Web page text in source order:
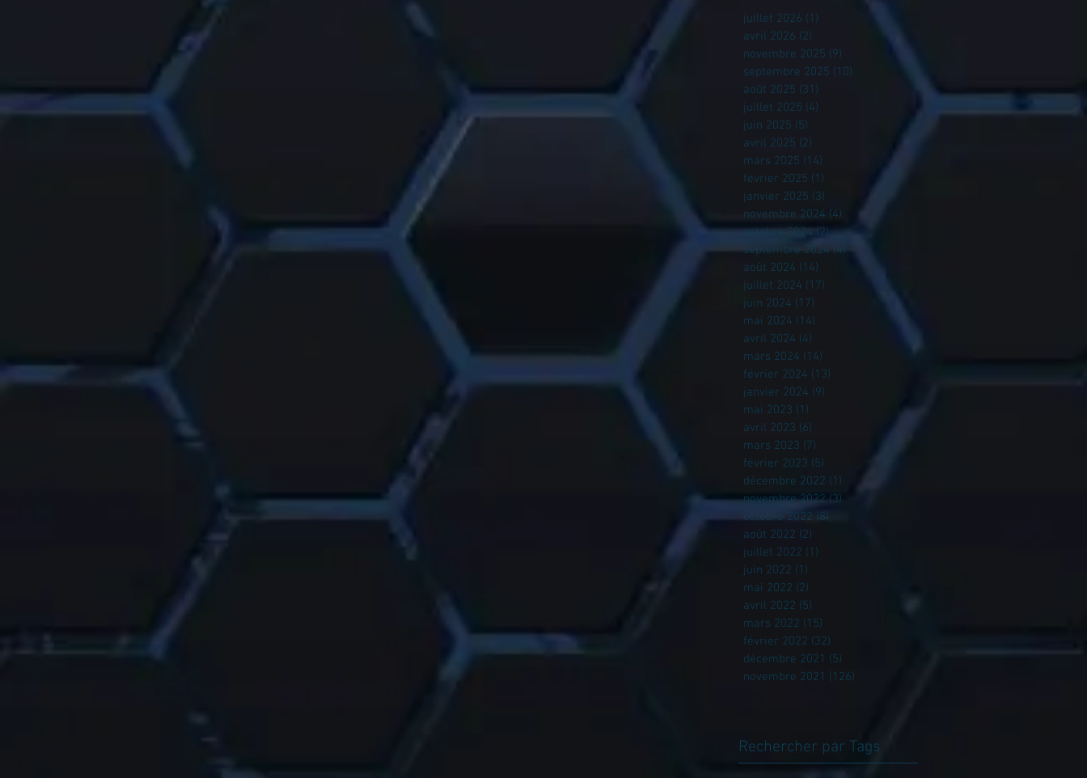
juillet 2026 (1)
avril 2026 (2)
novembre 2025 (9)
septembre 2025 (10)
août 2025 (31)
juillet 2025 (4)
juin 2025 (5)
avril 2025 (2)
mars 2025 (14)
février 2025 (1)
janvier 2025 (3)
novembre 2024 (4)
octobre 2024 (2)2 posts
septembre 2024 (4)4 posts
août 2024 (14) 14 posts
juillet 2024 (17)
juin 2024 (17)
mai 2024 (14)
avril 2024 (4)
mars 2024 (14)
février 2024 (13)
janvier 2024 (9)
mai 2023 (1)
avril 2023 (6)
mars 2023 (7)
février 2023 (5)
décembre 2022 (1)
novembre 2022 (3)
octobre 2022 (8)
août 2022 (2)
juillet 2022 (1)
juin 2022 (1)
mai 2022 (2)
avril 2022 (5)
mars 2022 (15)
février 2022 (32)
décembre 2021 (5)
novembre 2021 (126)
Rechercher par Tags